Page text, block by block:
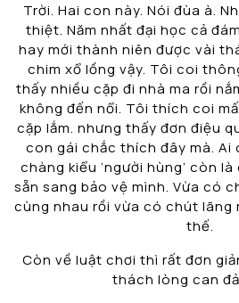
Trời. Hai con này. Nói đùa à.
thiệt. Năm nhất đại học cả
hay mới thành niên được vài
chim xổ lồng vậy. Tôi coi
thấy nhiều cặp đi nhà ma rồi
không đến nổi. Tôi thích coi
cặp lắm. nhưng thấy đơn điệu
con gái chắc thích đây mà. Ai
chàng kiểu ‘người hùng’ còn
sẵn sang bảo vệ mình. Vừa có
cùng nhau rồi vừa có chút lãng
thế.
Còn về luật chơi thì rất đơn
thách lòng can